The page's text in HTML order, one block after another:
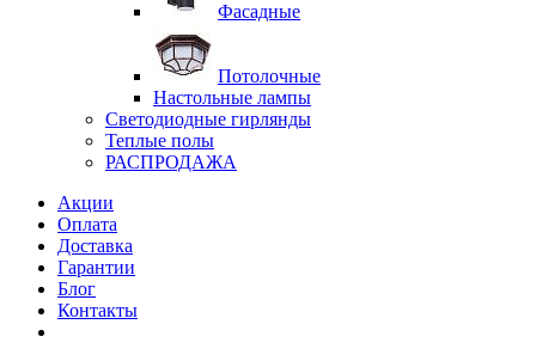
Фасадные
Потолочные
Настольные лампы
Светодиодные гирлянды
Теплые полы
РАСПРОДАЖА
Акции
Оплата
Доставка
Гарантии
Блог
Контакты